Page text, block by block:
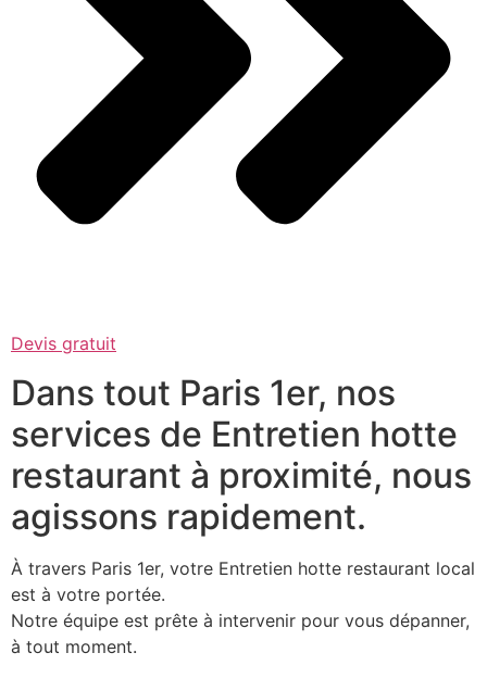
Devis gratuit
Dans tout Paris 1er, nos
services de Entretien hotte
restaurant à proximité, nous
agissons rapidement.
À travers Paris 1er, votre Entretien hotte restaurant local
est à votre portée.
Notre équipe est prête à intervenir pour vous dépanner,
à tout moment.